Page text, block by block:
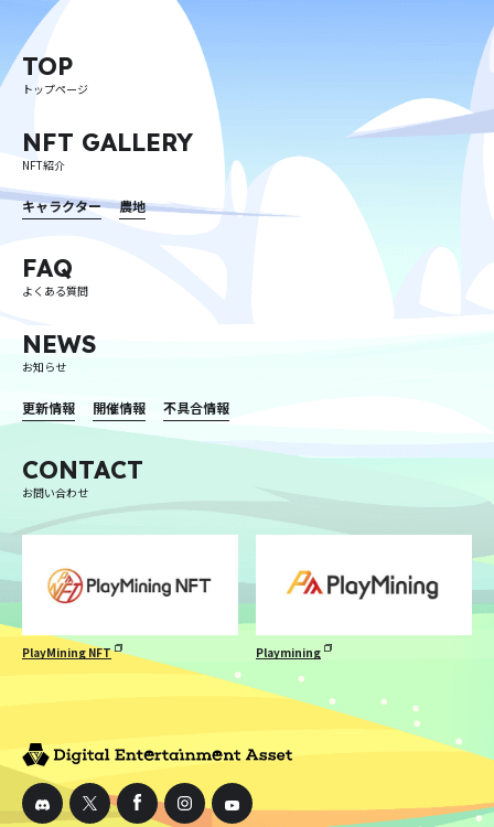
TOP
トップページ
NFT GALLERY
NFT紹介
キャラクター 農地
FAQ
よくある質問
NEWS
お知らせ
更新情報 開催情報 不具合情報
CONTACT
お問い合わせ
PlayMining NFT Playmining
©︎ Digital Entertainment Asset